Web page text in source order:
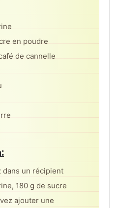
en poudre
de cannelle
dans un récipient
180 g de sucre
ajouter une